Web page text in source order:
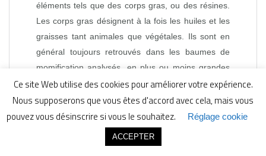
éléments tels que des corps gras, ou des résines.
Les corps gras désignent à la fois les huiles et les
graisses tant animales que végétales. Ils sont en
général toujours retrouvés dans les baumes de
momification analysés, en plus ou moins grandes
proportions. Ils constituaient la base de la
préparation à laquelle pouvait s’ajouter un grand
nombre de composés, plus ou moins recherchés et
coûteux (Buckley, Evershed, 2001 ; Buckley, Clark,
2004). Ils permettaient aux embaumeurs de
Ce site Web utilise des cookies pour améliorer votre expérience.
Nous supposerons que vous êtes d'accord avec cela, mais vous
pouvez vous désinscrire si vous le souhaitez.
Réglage cookie
ACCEPTER